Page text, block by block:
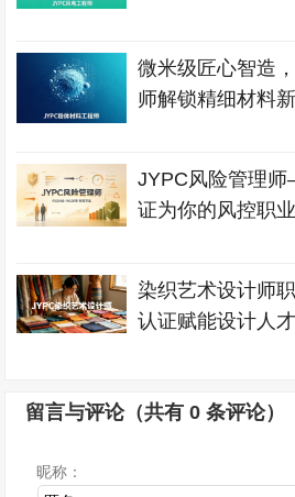
微米级匠心智造
师解锁精细材料
JYPC风险管理
证为你的风控职
染织艺术设计师
认证赋能设计人
留言与评论（共有0 条评论）
昵称：